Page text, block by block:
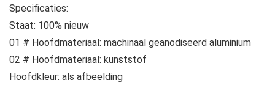
Specificaties:
Staat: 100% nieuw
01 # Hoofdmateriaal: machinaal geanodiseerd aluminium
02 # Hoofdmateriaal: kunststof
Hoofdkleur: als afbeelding